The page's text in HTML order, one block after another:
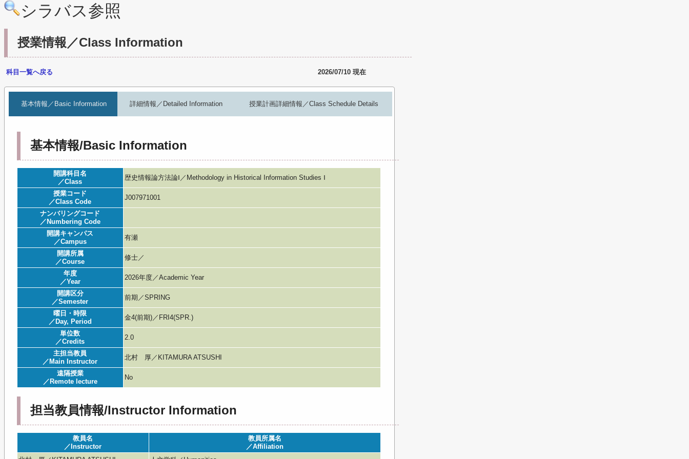
シラバス参照
授業情報／Class Information
科目一覧へ戻る 2026/07/10 現在
基本情報／Basic Information 詳細情報／Detailed Information 授業計画詳細情報／Class Schedule Details
基本情報/Basic Information
開講科目名
／Class
歴史情報論方法論Ⅰ／Methodology in Historical Information Studies Ⅰ
授業コード
／Class Code
J007971001
ナンバリングコード
／Numbering Code
開講キャンパス
／Campus
有瀬
開講所属
／Course
修士／
年度
／Year
2026年度／Academic Year
開講区分
／Semester
前期／SPRING
曜日・時限
／Day, Period
金4(前期)／FRI4(SPR.)
単位数
／Credits
2.0
主担当教員
／Main Instructor
北村 厚／KITAMURA ATSUSHI
遠隔授業
／Remote lecture
No
担当教員情報/Instructor Information
教員名
／Instructor
教員所属名
／Affiliation